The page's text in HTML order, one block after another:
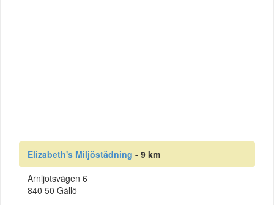
Elizabeth's Miljöstädning - 9 km
Arnljotsvägen 6
840 50 Gällö